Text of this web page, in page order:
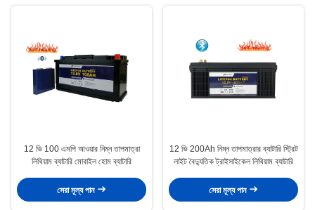
12 ভি 100 এমপি আওয়ার নিম্ন তাপমাত্রা
লিথিয়াম ব্যাটারি মোবাইল হোম ব্যাটারি
সেরা মূল্য পান
12 ভি 200Ah নিম্ন তাপমাত্রার ব্যাটারি স্ট্রিট
লাইট বৈদ্যুতিক ট্রাইসাইকেল লিথিয়াম ব্যাটারি
সেরা মূল্য পান